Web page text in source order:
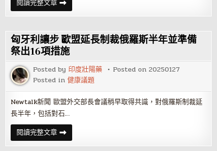
閱讀完整文章(影)
《矢
板
夫
Newtalk》
賴
清
德
大
雨
中
輔
選
痛
宰
韓
流
郭
國
文
憶
匈牙利讓步 歐盟延長制裁俄羅斯半年並準備
祭出16項措施
Posted by 印度壯陽藥 Posted on20250127
Posted in健康議題
Newtalk新聞 歐盟外交部長會議稍早取得共識，對俄羅斯制裁延
長半年，包括對石…
閱讀完整文章匈
牙
利